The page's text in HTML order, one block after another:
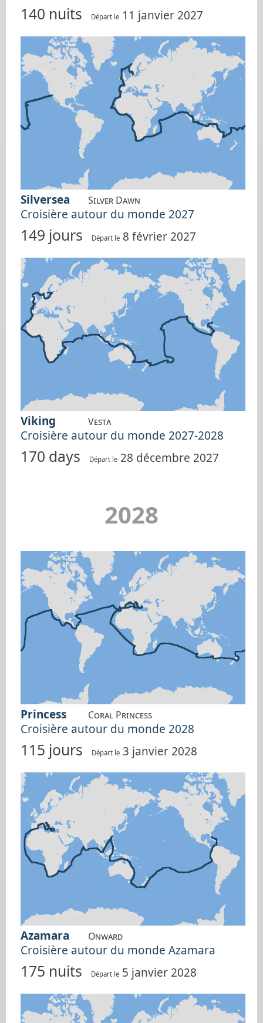
140 nuits Départ le 11 janvier 2027
Silversea Silver Dawn
Croisière autour du monde 2027
149 jours Départ le 8 février 2027
Viking Vesta
Croisière autour du monde 2027-2028
170 days Départ le 28 décembre 2027
2028
Princess Coral Princess
Croisière autour du monde 2028
115 jours Départ le 3 janvier 2028
Azamara Onward
Croisière autour du monde Azamara
175 nuits Départ le 5 janvier 2028